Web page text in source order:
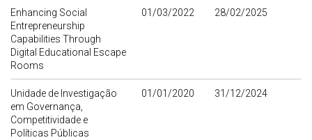
Enhancing Social
Entrepreneurship
Capabilities Through
Digital Educational Escape
Rooms
01/03/2022 28/02/2025
Unidade de Investigação
em Governança,
Competitividade e
Políticas Públicas
01/01/2020 31/12/2024